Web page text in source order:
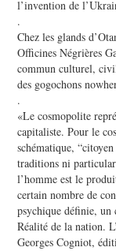
l’invention de
.
Chez les glands
Officines Négrières
commun culturel,
des gogochons
.
«Le cosmopolite
capitaliste. Pour le
schématique,
traditions ni
l’homme est le
certain nombre de
psychique définie, un
Réalité de la nation.
Georges Cogniot,